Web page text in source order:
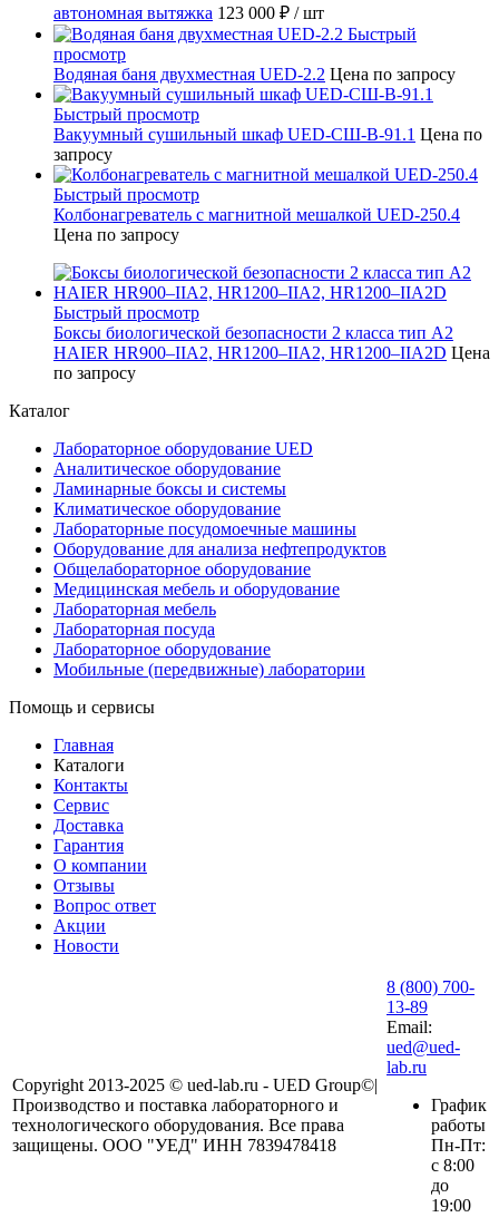
автономная вытяжка 123 000 ₽ / шт
Быстрый
просмотр
Водяная баня двухместная UED-2.2 Цена по запросу
Быстрый просмотр
Вакуумный сушильный шкаф UED-СШ-В-91.1 Цена по
запросу
Быстрый просмотр
Колбонагреватель с магнитной мешалкой UED-250.4
Цена по запросу
Быстрый просмотр
Боксы биологической безопасности 2 класса тип А2
HAIER HR900–IIA2, HR1200–IIA2, HR1200–IIA2D Цена
по запросу
Каталог
Лабораторное оборудование UED
Аналитическое оборудование
Ламинарные боксы и системы
Климатическое оборудование
Лабораторные посудомоечные машины
Оборудование для анализа нефтепродуктов
Общелабораторное оборудование
Медицинская мебель и оборудование
Лабораторная мебель
Лабораторная посуда
Лабораторное оборудование
Мобильные (передвижные) лаборатории
Помощь и сервисы
Главная
Каталоги
Контакты
Сервис
Доставка
Гарантия
О компании
Отзывы
Вопрос ответ
Акции
Новости
Copyright 2013-2025 © ued-lab.ru - UED Group©|
Производство и поставка лабораторного и
технологического оборудования. Все права
защищены. ООО "УЕД" ИНН 7839478418
8 (800) 700-
13-89
Email:
ued@ued-
lab.ru
График
работы
Пн-Пт:
с 8:00
до
19:00